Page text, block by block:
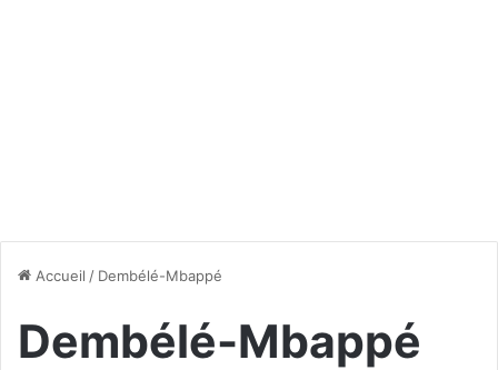
Accueil / Dembélé-Mbappé
Dembélé-Mbappé